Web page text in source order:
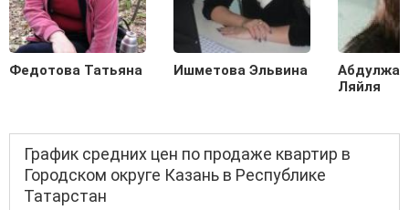
Федотова Татьяна Ишметова Эльвина
Ляйля
График средних цен по продаже квартир в
Городском округе Казань в Республике
Татарстан